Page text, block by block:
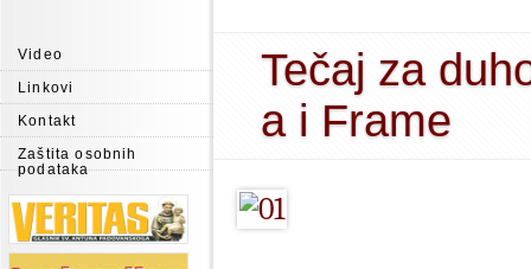
Video
Linkovi
Kontakt
Zaštita osobnih
podataka
Tečaj za
a i Frame